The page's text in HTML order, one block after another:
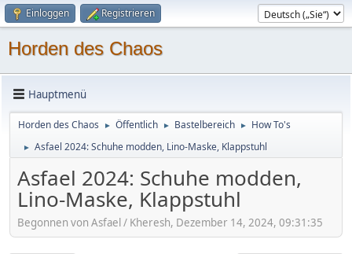
Einloggen Registrieren
Horden des Chaos
Hauptmenü
Horden des Chaos ► Öffentlich ► Bastelbereich ► How To's
► Asfael 2024: Schuhe modden, Lino-Maske, Klappstuhl
Asfael 2024: Schuhe modden,
Lino-Maske, Klappstuhl
Begonnen von Asfael / Kheresh, Dezember 14, 2024, 09:31:35